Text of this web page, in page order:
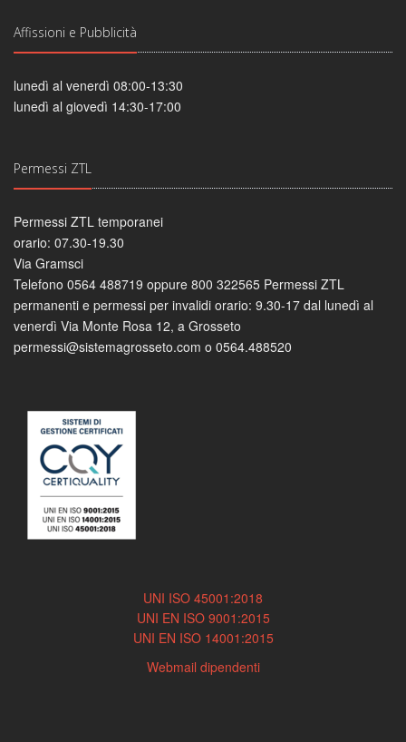
Affissioni e Pubblicità
lunedì al venerdì 08:00-13:30
lunedì al giovedì 14:30-17:00
Permessi ZTL
Permessi ZTL temporanei
orario: 07.30-19.30
Via Gramsci
Telefono 0564 488719 oppure 800 322565 Permessi ZTL
permanenti e permessi per invalidi orario: 9.30-17 dal lunedì al
venerdì Via Monte Rosa 12, a Grosseto
permessi@sistemagrosseto.com o 0564.488520
UNI ISO 45001:2018
UNI EN ISO 9001:2015
UNI EN ISO 14001:2015
Webmail dipendenti